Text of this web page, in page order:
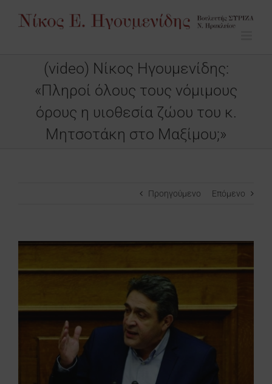
(video) Νίκος Ηγουμενίδης:
«Πληροί όλους τους νόμιμους
όρους η υιοθεσία ζώου του κ.
Μητσοτάκη στο Μαξίμου;»
Προηγούμενο Επόμενο
Προβολή
εικόνας